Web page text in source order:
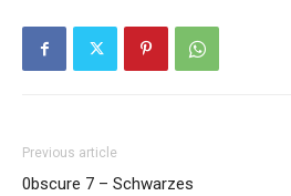
Previous article
0bscure 7 – Schwarzes